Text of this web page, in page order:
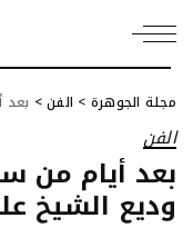
مجلة الجوهرة > الفن> بعد
الفن
بعد أيام من
وديع الشيخ